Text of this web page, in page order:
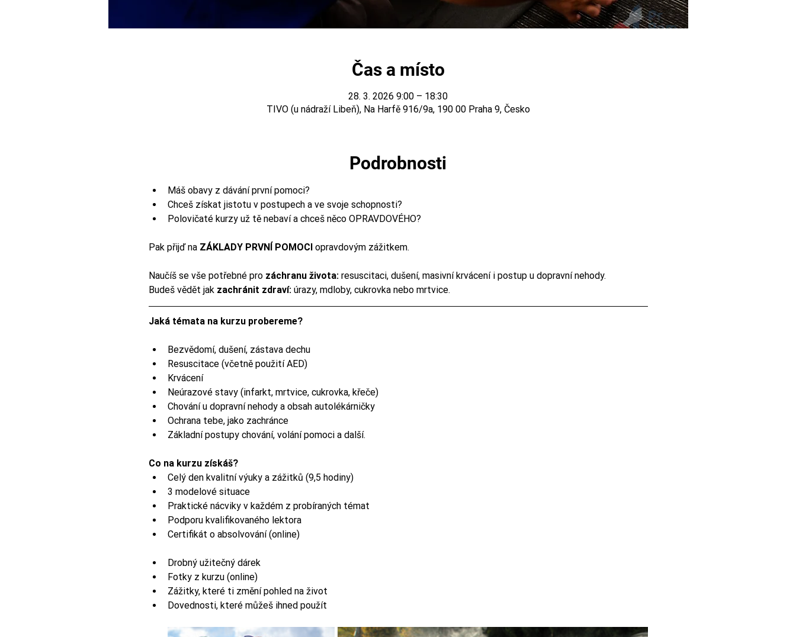
Čas a místo
28. 3. 2026 9:00 – 18:30
TIVO (u nádraží Libeň), Na Harfě 916/9a, 190 00 Praha 9, Česko
Podrobnosti
Máš obavy z dávání první pomoci?
Chceš získat jistotu v postupech a ve svoje schopnosti?
Polovičaté kurzy už tě nebaví a chceš něco OPRAVDOVÉHO?
Pak přijď na ZÁKLADY PRVNÍ POMOCI opravdovým zážitkem.
Naučíš se vše potřebné pro záchranu života: resuscitaci, dušení, masivní krvácení i postup u dopravní nehody.
Budeš vědět jak zachránit zdraví: úrazy, mdloby, cukrovka nebo mrtvice.
Jaká témata na kurzu probereme?
Bezvědomí, dušení, zástava dechu
Resuscitace (včetně použití AED)
Krvácení
Neúrazové stavy (infarkt, mrtvice, cukrovka, křeče)
Chování u dopravní nehody a obsah autolékárničky
Ochrana tebe, jako zachránce
Základní postupy chování, volání pomoci a další.
Co na kurzu získáš?
Celý den kvalitní výuky a zážitků (9,5 hodiny)
3 modelové situace
Praktické nácviky v každém z probíraných témat
Podporu kvalifikovaného lektora
Certifikát o absolvování (online)
Drobný užitečný dárek
Fotky z kurzu (online)
Zážitky, které ti změní pohled na život
Dovednosti, které můžeš ihned použít